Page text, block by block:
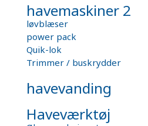
havemaskiner 2
løvblæser
power pack
Quik-lok
Trimmer / buskrydder
havevanding
Haveværktøj